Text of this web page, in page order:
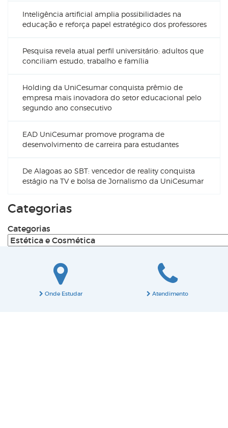
Inteligência artificial amplia possibilidades na
educação e reforça papel estratégico dos professores
Pesquisa revela atual perfil universitário: adultos que
conciliam estudo, trabalho e família
Holding da UniCesumar conquista prêmio de
empresa mais inovadora do setor educacional pelo
segundo ano consecutivo
EAD UniCesumar promove programa de
desenvolvimento de carreira para estudantes
De Alagoas ao SBT: vencedor de reality conquista
estágio na TV e bolsa de Jornalismo da UniCesumar
Categorias
Categorias
Onde Estudar Atendimento